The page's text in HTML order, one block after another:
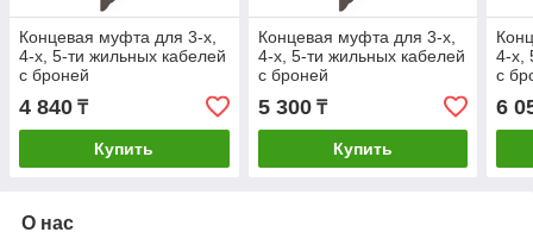
Концевая муфта для 3-х,
4-х, 5-ти жильных кабелей
с броней
1ПКВ(Н)Тпб-3х(35-50) без
болтовых наконечников
4 840 ₸
Купить
Концевая муфта для 3-х,
4-х, 5-ти жильных кабелей
с броней
1ПКВ(Н)Тпб-3х(70-120)
без болтовых
наконечников
5 300₸
Купить
4-х,
с
без
6
О нас